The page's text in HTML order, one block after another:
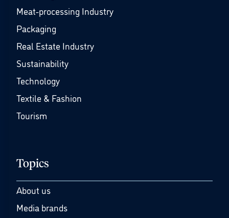
Meat-processing Industry
Packaging
Real Estate Industry
Sustainability
Technology
Textile & Fashion
Tourism
Topics
About us
Media brands